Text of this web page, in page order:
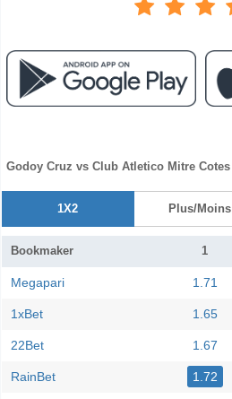
Godoy Cruz vs Club Atletico Mitre Cotes
1X2 Plus/Moins
Bookmaker 1
Megapari 1.71
1xBet 1.65
22Bet 1.67
RainBet 1.72